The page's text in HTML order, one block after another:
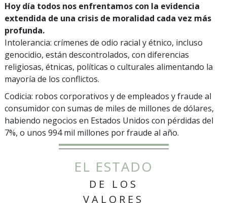
Hoy día todos nos enfrentamos con la evidencia
extendida de una crisis de moralidad cada vez más
profunda.
Intolerancia: crímenes de odio racial y étnico, incluso
genocidio, están descontrolados, con diferencias
religiosas, étnicas, políticas o culturales alimentando la
mayoría de los conflictos.
Codicia: robos corporativos y de empleados y fraude al
consumidor con sumas de miles de millones de dólares,
habiendo negocios en Estados Unidos con pérdidas del
7%, o unos 994 mil millones por fraude al año.
EL ESTADO
DE LOS
VALORES